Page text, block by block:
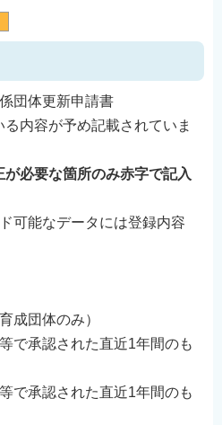
団体更新申請書
内容が予め記載されていま
必要な箇所のみ赤字で記入
可能なデータには登録内容
成団体のみ）
で承認された直近1年間のも
で承認された直近1年間のも